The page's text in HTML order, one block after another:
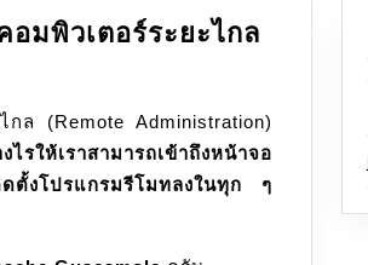
มพิวเตอร์ระยะไกล
เว็บ
ให้
ควบคุม
คอมพิว
ไรให้เราสามารถเข้าถึงหน้าจอ
ตั้งโปรแกรมรีโมทลงในทุก ๆ